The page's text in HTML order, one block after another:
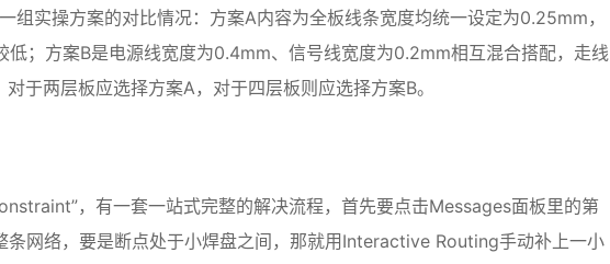
组实操方案的对比情况：方案A内容为全板线条宽度均统一设定为0.25mm，
；方案B是电源线宽度为0.4mm、信号线宽度为0.2mm相互混合搭配，走线
于两层板应选择方案A，对于四层板则应选择方案B。
，有一套一站式完整的解决流程，首先要点击Messages面板里的第
网络，要是断点处于小焊盘之间，那就用Interactive Routing手动补上一小